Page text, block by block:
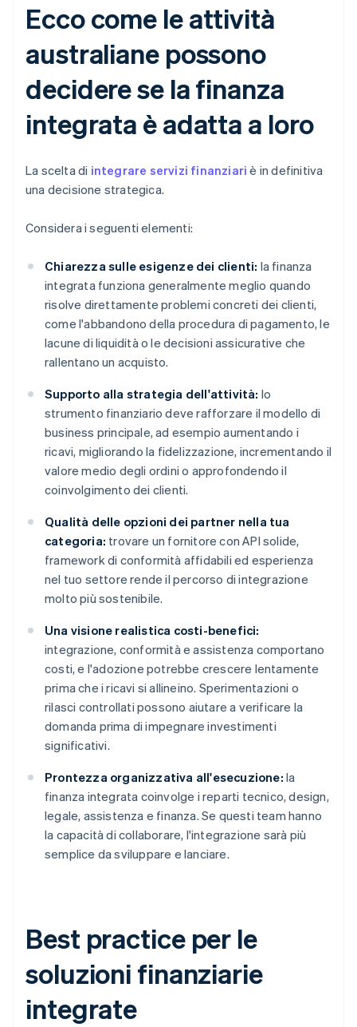
Ecco come le attività
australiane possono
decidere se la finanza
integrata è adatta a loro
La scelta di integrare servizi finanziari è in definitiva
una decisione strategica.
Considera i seguenti elementi:
Chiarezza sulle esigenze dei clienti: la finanza
integrata funziona generalmente meglio quando
risolve direttamente problemi concreti dei clienti,
come l'abbandono della procedura di pagamento, le
lacune di liquidità o le decisioni assicurative che
rallentano un acquisto.
Supporto alla strategia dell'attività: lo
strumento finanziario deve rafforzare il modello di
business principale, ad esempio aumentando i
ricavi, migliorando la fidelizzazione, incrementando il
valore medio degli ordini o approfondendo il
coinvolgimento dei clienti.
Qualità delle opzioni dei partner nella tua
categoria: trovare un fornitore con API solide,
framework di conformità affidabili ed esperienza
nel tuo settore rende il percorso di integrazione
molto più sostenibile.
Una visione realistica costi-benefici:
integrazione, conformità e assistenza comportano
costi, e l'adozione potrebbe crescere lentamente
prima che i ricavi si allineino. Sperimentazioni o
rilasci controllati possono aiutare a verificare la
domanda prima di impegnare investimenti
significativi.
Prontezza organizzativa all'esecuzione: la
finanza integrata coinvolge i reparti tecnico, design,
legale, assistenza e finanza. Se questi team hanno
la capacità di collaborare, l'integrazione sarà più
semplice da sviluppare e lanciare.
Best practice per le
soluzioni finanziarie
integrate